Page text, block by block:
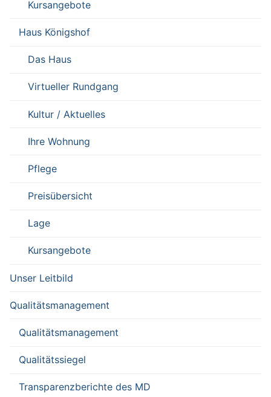
Kursangebote
Haus Königshof
Das Haus
Virtueller Rundgang
Kultur / Aktuelles
Ihre Wohnung
Pflege
Preisübersicht
Lage
Kursangebote
Unser Leitbild
Qualitätsmanagement
Qualitätsmanagement
Qualitätssiegel
Transparenzberichte des MD